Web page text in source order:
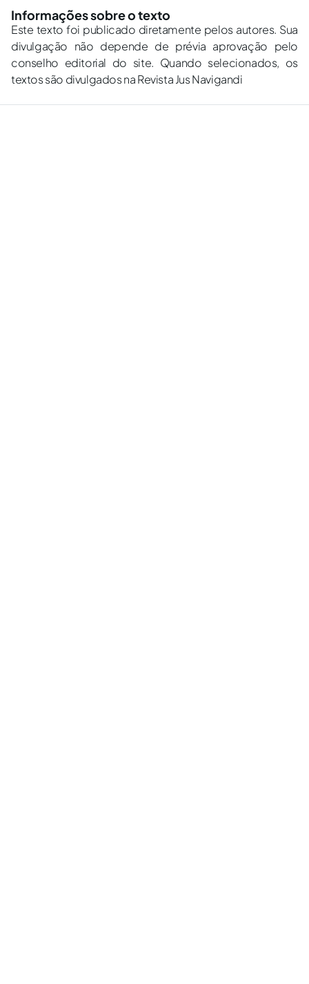
Informações sobre o texto
Este texto foi publicado diretamente pelos autores. Sua
divulgação não depende de prévia aprovação pelo
conselho editorial do site. Quando selecionados, os
textos são divulgados na Revista Jus Navigandi